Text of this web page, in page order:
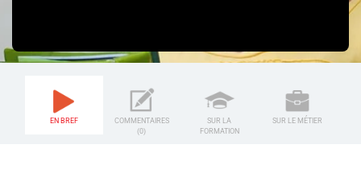
EN BREF
COMMENTAIRES
(0)
SUR LA
FORMATION
SUR LE MÉTIER